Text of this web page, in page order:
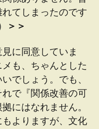
てしまったのです
＞＞
に同意していま
も、ちゃんとした
でしょう。でも、
れで『関係改善の可
にはなれません。
よりますが、文化